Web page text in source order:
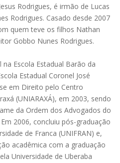
Rodrigues, é irmão de Lucas
Rodrigues. Casado desde 2007
quem teve os filhos Nathan
Gobbo Nunes Rodrigues.
Escola Estadual Barão da
Estadual Coronel José
em Direito pelo Centro
(UNIARAXÁ), em 2003, sendo
da Ordem dos Advogados do
2006, concluiu pós-graduação
de Franca (UNIFRAN) e,
acadêmica com a graduação
Universidade de Uberaba